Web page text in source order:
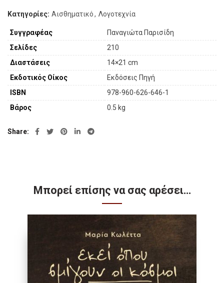
Κατηγορίες: Αισθηματικό, Λογοτεχνία
Συγγραφέας
Παναγιώτα Παρισίδη
Σελίδες
210
Διαστάσεις
14×21 cm
Εκδοτικός Οίκος
Εκδόσεις Πηγή
ISBN
978-960-626-646-1
Βάρος
0.5 kg
Share
Μπορεί επίσης να σας αρέσει…